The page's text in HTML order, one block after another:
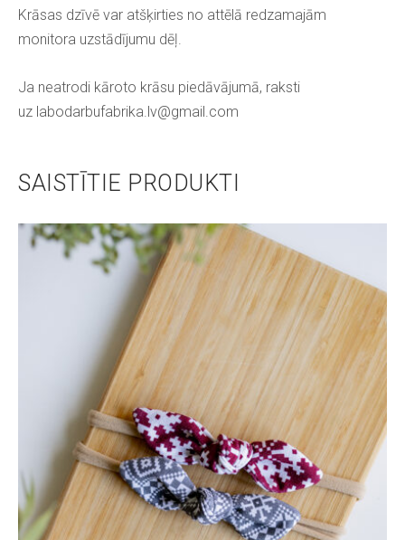
Krāsas dzīvē var atšķirties no attēlā redzamajām
monitora uzstādījumu dēļ.
Ja neatrodi kāroto krāsu piedāvājumā, raksti
uz labodarbufabrika.lv@gmail.com
SAISTĪTIE PRODUKTI